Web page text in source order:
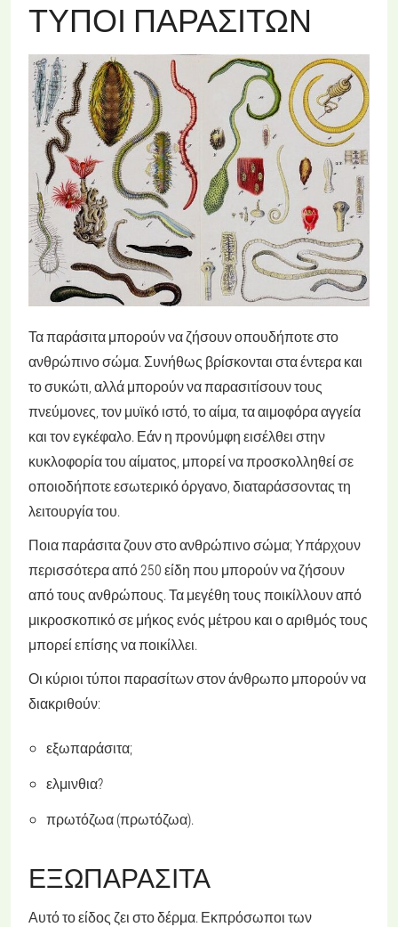
ΤΎΠΟΙ ΠΑΡΑΣΊΤΩΝ
Τα παράσιτα μπορούν να ζήσουν οπουδήποτε στο
ανθρώπινο σώμα. Συνήθως βρίσκονται στα έντερα και
το συκώτι, αλλά μπορούν να παρασιτίσουν τους
πνεύμονες, τον μυϊκό ιστό, το αίμα, τα αιμοφόρα αγγεία
και τον εγκέφαλο. Εάν η προνύμφη εισέλθει στην
κυκλοφορία του αίματος, μπορεί να προσκολληθεί σε
οποιοδήποτε εσωτερικό όργανο, διαταράσσοντας τη
λειτουργία του.
Ποια παράσιτα ζουν στο ανθρώπινο σώμα; Υπάρχουν
περισσότερα από 250 είδη που μπορούν να ζήσουν
από τους ανθρώπους. Τα μεγέθη τους ποικίλλουν από
μικροσκοπικό σε μήκος ενός μέτρου και ο αριθμός τους
μπορεί επίσης να ποικίλλει.
Οι κύριοι τύποι παρασίτων στον άνθρωπο μπορούν να
διακριθούν:
εξωπαράσιτα;
ελμινθια?
πρωτόζωα (πρωτόζωα).
ΕΞΩΠΑΡΆΣΙΤΑ
Αυτό το είδος ζει στο δέρμα. Εκπρόσωποι των